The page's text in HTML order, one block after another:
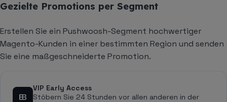
Gezielte Promotions per Segment
Erstellen Sie ein Pushwoosh-Segment hochwertiger
Magento-Kunden in einer bestimmten Region und senden
Sie eine maßgeschneiderte Promotion.
VIP Early Access
Stöbern Sie 24 Stunden vor allen anderen in der